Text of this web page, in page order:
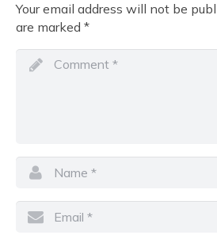
Your email address will not be
are marked *